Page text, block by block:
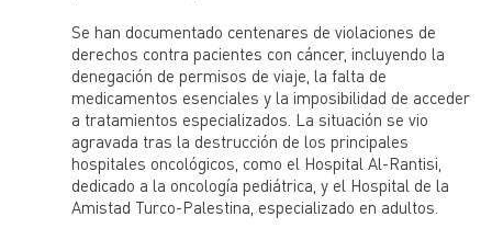
Se han documentado centenares de violaciones de
derechos contra pacientes con cáncer, incluyendo la
denegación de permisos de viaje, la falta de
medicamentos esenciales y la imposibilidad de acceder
a tratamientos especializados. La situación se vio
agravada tras la destrucción de los principales
hospitales oncológicos, como el Hospital Al-Rantisi,
dedicado a la oncología pediátrica, y el Hospital de la
Amistad Turco-Palestina, especializado en adultos.